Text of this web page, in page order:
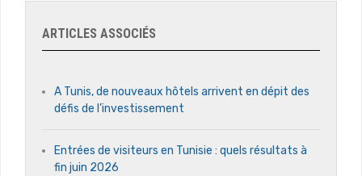
ARTICLES ASSOCIÉS
A Tunis, de nouveaux hôtels arrivent en dépit des
défis de l’investissement
Entrées de visiteurs en Tunisie : quels résultats à
fin juin 2026